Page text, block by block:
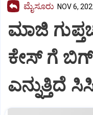
ಮೈಸೂರು NOV 6,
ಮಾಜಿ
ಕೇಸ್ ಗೆ ಬಿಗ್
ಎನ್ನುತ್ತಿದೆ